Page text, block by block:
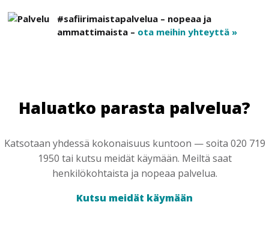
#safiirimaistapalvelua – nopeaa ja
ammattimaista – ota meihin yhteyttä »
Haluatko parasta palvelua?
Katsotaan yhdessä kokonaisuus kuntoon — soita 020 719
1950 tai kutsu meidät käymään. Meiltä saat
henkilökohtaista ja nopeaa palvelua.
Kutsu meidät käymään